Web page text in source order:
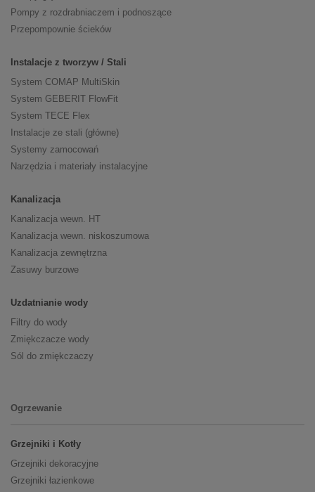
Pompy z rozdrabniaczem i podnoszące
Przepompownie ścieków
Instalacje z tworzyw / Stali
System COMAP MultiSkin
System GEBERIT FlowFit
System TECE Flex
Instalacje ze stali (główne)
Systemy zamocowań
Narzędzia i materiały instalacyjne
Kanalizacja
Kanalizacja wewn. HT
Kanalizacja wewn. niskoszumowa
Kanalizacja zewnętrzna
Zasuwy burzowe
Uzdatnianie wody
Filtry do wody
Zmiękczacze wody
Sól do zmiękczaczy
Ogrzewanie
Grzejniki i Kotły
Grzejniki dekoracyjne
Grzejniki łazienkowe